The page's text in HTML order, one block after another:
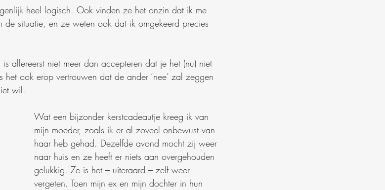
heel logisch. Ook vinden ze het onzin dat ik me
situatie, en ze weten ook dat ik omgekeerd precies
allereerst niet meer dan accepteren dat je het (nu) niet
het ook erop vertrouwen dat de ander ‘nee’ zal zeggen
wil.
Wat een bijzonder kerstcadeautje kreeg ik van
mijn moeder, zoals ik er al zoveel onbewust van
haar heb gehad. Dezelfde avond mocht zij weer
naar huis en ze heeft er niets aan overgehouden
gelukkig. Ze is het – uiteraard – zelf weer
vergeten. Toen mijn ex en mijn dochter in hun